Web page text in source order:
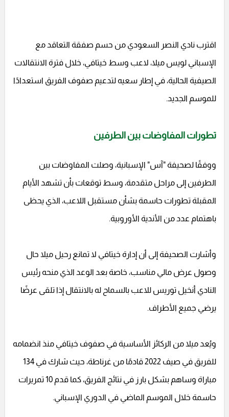
اقترب نادي النصر السعودي من حسم صفقة التعاقد مع
الإسباني لويس ميلا، لاعب وسط خيتافي، خلال فترة الانتقالات
الصيفية الحالية، في إطار سعيه لتدعيم صفوف الفريق استعدادًا
للموسم الجديد.
تطورات المفاوضات بين الطرفين
ووفقًا لصحيفة "آس" الإسبانية، وصلت المفاوضات بين
الطرفين إلى مراحل متقدمة، وسط توقعات بأن تشهد الأيام
المقبلة تطورات حاسمة بشأن مستقبل اللاعب، الذي يحظى
باهتمام عدد من الأندية الأوروبية.
وأشارت الصحيفة إلى أن إدارة خيتافي لا تمانع رحيل ميلا حال
وصول عرض مالي مناسب، خاصة بعد الوعد الذي منحه رئيس
النادي أنخيل توريس للاعب بالسماح له بالانتقال إذا تلقى عرضًا
يرضي جميع الأطراف.
ويُعد ميلا من الركائز الأساسية في صفوف خيتافي منذ انضمامه
للفريق في صيف 2022 قادمًا من غرناطة، حيث شارك في 134
مباراة وساهم بشكل بارز في نتائج الفريق، كما قدم 10 تمريرات
حاسمة خلال الموسم الماضي في الدوري الإسباني.